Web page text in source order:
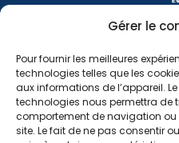
Gérer le
Pour fournir les meilleures
technologies telles que les
aux informations de l’appareil.
technologies nous permettra de
comportement de navigation
site. Le fait de ne pas consentir